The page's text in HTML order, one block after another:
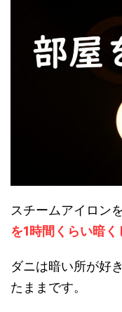
スチームアイロン
を1時間くらい暗く
ダニは暗い所が好
たままです。